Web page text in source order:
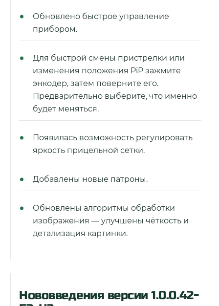
Обновлено быстрое управление
прибором.
Для быстрой смены пристрелки или
изменения положения PiP зажмите
энкодер, затем поверните его.
Предварительно выберите, что именно
будет меняться.
Появилась возможность регулировать
яркость прицельной сетки.
Добавлены новые патроны.
Обновлены алгоритмы обработки
изображения — улучшены чёткость и
детализация картинки.
Нововведения версии 1.0.0.42-